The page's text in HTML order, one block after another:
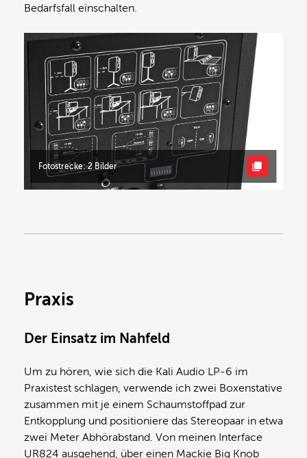
Bedarfsfall einschalten.
Fotostrecke: 2 Bilder
Praxis
Der Einsatz im Nahfeld
Um zu hören, wie sich die Kali Audio LP-6 im
Praxistest schlagen, verwende ich zwei Boxenstative
zusammen mit je einem Schaumstoffpad zur
Entkopplung und positioniere das Stereopaar in etwa
zwei Meter Abhörabstand. Von meinen Interface
UR824 ausgehend, über einen Mackie Big Knob